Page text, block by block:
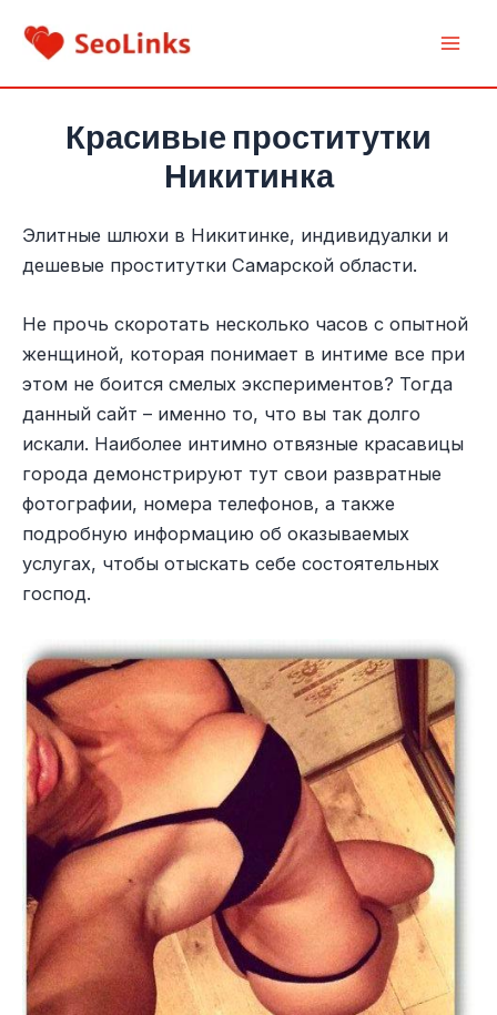
Красивые проститутки
Никитинка
Элитные шлюхи в Никитинке, индивидуалки и
дешевые проститутки Самарской области.
Не прочь скоротать несколько часов с опытной
женщиной, которая понимает в интиме все при
этом не боится смелых экспериментов? Тогда
данный сайт – именно то, что вы так долго
искали. Наиболее интимно отвязные красавицы
города демонстрируют тут свои развратные
фотографии, номера телефонов, а также
подробную информацию об оказываемых
услугах, чтобы отыскать себе состоятельных
господ.